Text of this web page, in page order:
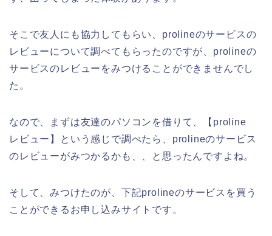
そこで友人にも協力してもらい、prolineのサービスの
レビューについて調べてもらったのですが、prolineの
サービスのレビューをみつけることができませんでし
た。
なので、まずは友達のパソコンを借りて、【proline
レビュー】という感じで調べたら、prolineのサービス
のレビューがみつかるかも、、と思ったんですよね。
そして、みつけたのが、下記prolineのサービスを買う
ことができるお申し込みサイトです。